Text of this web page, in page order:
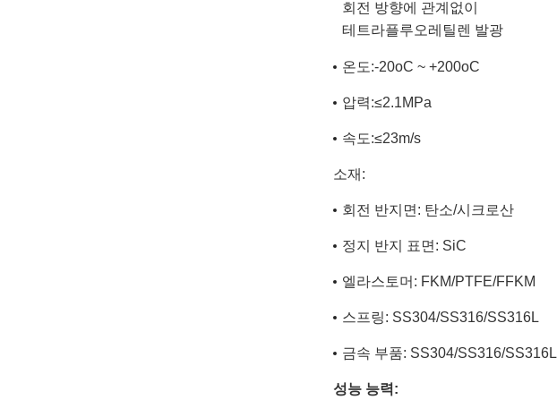
회전 방향에 관계없이
테트라플루오레틸렌 발광
온도:-20oC ~ +200oC
압력:≤2.1MPa
속도:≤23m/s
소재:
회전 반지면: 탄소/시크로산
정지 반지 표면: SiC
엘라스토머: FKM/PTFE/FFKM
스프링: SS304/SS316/SS316L
금속 부품: SS304/SS316/SS316L
성능 능력: